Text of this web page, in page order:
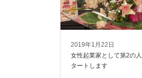
2019年1月22日
女性起業家として第2の
タートします